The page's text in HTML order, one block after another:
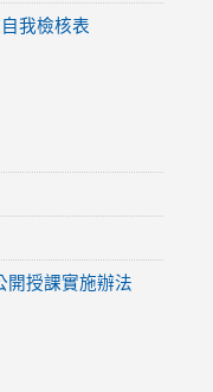
我檢核表
開授課實施辦法